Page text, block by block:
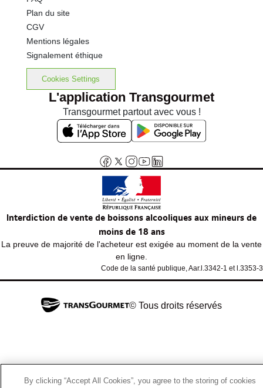
Plan du site
CGV
Mentions légales
Signalement éthique
Cookies Settings
L'application Transgourmet
Transgourmet partout avec vous !
Interdiction de vente de boissons alcooliques aux mineurs de
moins de 18 ans
La preuve de majorité de l'acheteur est exigée au moment de la vente
en ligne.
Code de la santé publique, Aar.l.3342-1 et l.3353-3
© Tous droits réservés
By clicking “Accept All Cookies”, you agree to the storing of cookies